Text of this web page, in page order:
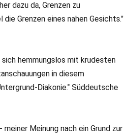
dazu da, Grenzen zu
Grenzen eines nahen Gesichts."
hemmungslos mit krudesten
in diesem
Diakonie." Süddeutsche
Meinung nach ein Grund zur